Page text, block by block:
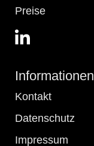
Preise
Informationen
Kontakt
Datenschutz
Impressum